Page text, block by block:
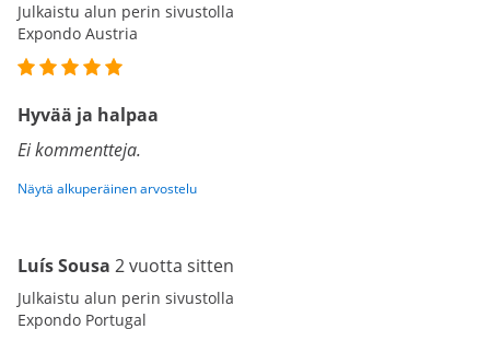
Julkaistu alun perin sivustolla
Expondo Austria
Hyvää ja halpaa
Ei kommentteja.
Näytä alkuperäinen arvostelu
Luís Sousa 2 vuotta sitten
Julkaistu alun perin sivustolla
Expondo Portugal